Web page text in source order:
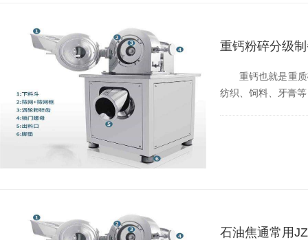
重钙粉碎分级
重钙也就是重质碳酸钙
纺织、饲料、
石油焦通常用